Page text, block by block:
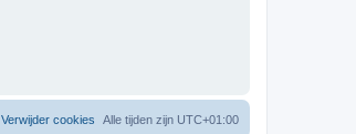
Alle tijden zijn UTC+01:00
Verwijder cookies